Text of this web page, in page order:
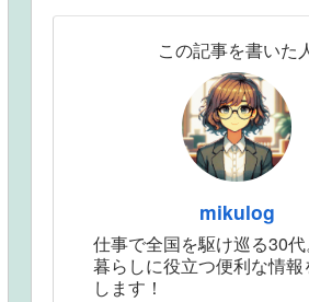
この記事を書いた
mikulog
仕事で全国を駆け巡る30代
暮らしに役立つ便利な情報
します！